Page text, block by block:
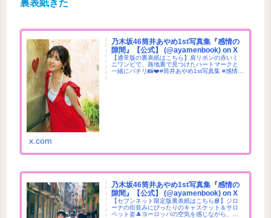
裏表紙きた
乃木坂46筒井あやめ1st写真集『感情の
隙間』【公式】 (@ayamenbook) on X
【通常版の裏表紙はこちら】肩リボンの赤いミ
ニワンピで、路地裏で見つけたハートマークと
一緒にパチリ📸❤️#筒井あやめ1st写真集 #感情の
x.com
乃木坂46筒井あやめ1st写真集『感情の
隙間』【公式】 (@ayamenbook) on X
【セブンネット限定版裏表紙はこちら📘】ジロ
ーナの街並みにぴったりのキャスケット＆サロ
ペット姿🎩ヨーロッパの空気を感じながら、街